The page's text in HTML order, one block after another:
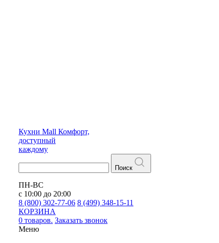
Кухни Mall Комфорт,
доступный
каждому
Поиск
ПН-ВС
с 10:00 до 20:00
8 (800) 302-77-06 8 (499) 348-15-11
КОРЗИНА
0 товаров. Заказать звонок
Меню